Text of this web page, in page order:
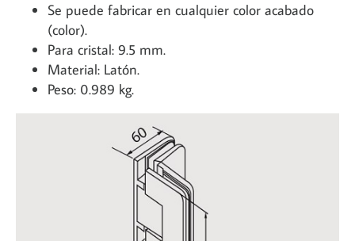
Se puede fabricar en cualquier color acabado
(color).
Para cristal: 9.5 mm.
Material: Latón.
Peso: 0.989 kg.